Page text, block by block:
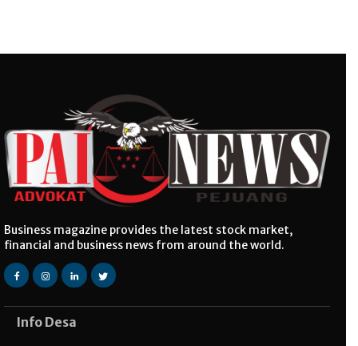
Business magazine provides the latest stock market,
financial and business news from around the world.
Info Desa